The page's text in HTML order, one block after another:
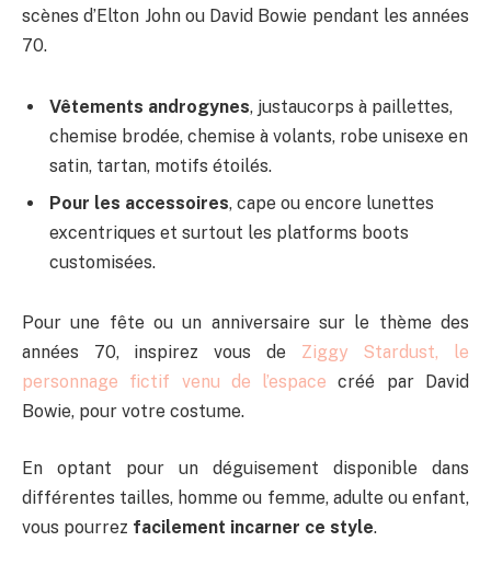
scènes d’Elton John ou David Bowie pendant les années
70.
Vêtements androgynes, justaucorps à paillettes,
chemise brodée, chemise à volants, robe unisexe en
satin, tartan, motifs étoilés.
Pour les accessoires, cape ou encore lunettes
excentriques et surtout les platforms boots
customisées.
Pour une fête ou un anniversaire sur le thème des
années 70, inspirez vous de Ziggy Stardust, le
personnage fictif venu de l’espace créé par David
Bowie, pour votre costume.
En optant pour un déguisement disponible dans
différentes tailles, homme ou femme, adulte ou enfant,
vous pourrez facilement incarner ce style.